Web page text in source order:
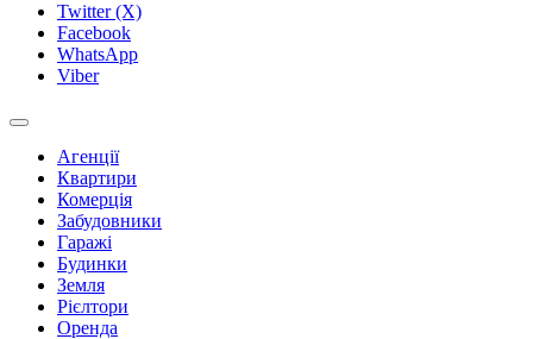
Twitter (X)
Facebook
WhatsApp
Viber
Агенції
Квартири
Комерція
Забудовники
Гаражі
Будинки
Земля
Рієлтори
Оренда